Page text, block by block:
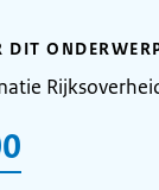
DIT